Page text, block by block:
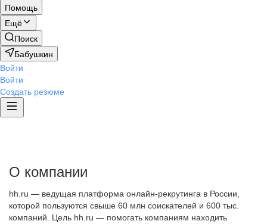
Помощь
Ещё
Поиск
Бабушкин
Войти
Войти
Создать резюме
О компании
hh.ru — ведущая платформа онлайн-рекрутинга в России,
которой пользуются свыше 60 млн соискателей и 600 тыс.
компаний. Цель hh.ru — помогать компаниям находить